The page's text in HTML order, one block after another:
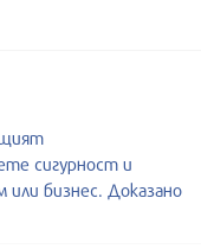
сигурност и
бизнес. Доказано